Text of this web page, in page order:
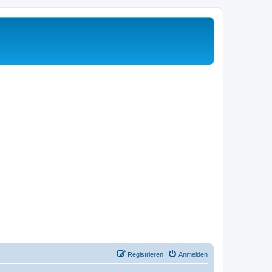
Anmelden
Registrieren